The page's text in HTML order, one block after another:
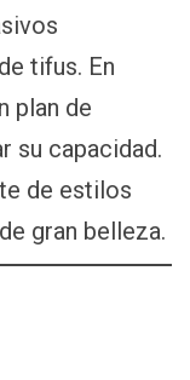
tifus. En
plan de
su capacidad.
de estilos
gran belleza.